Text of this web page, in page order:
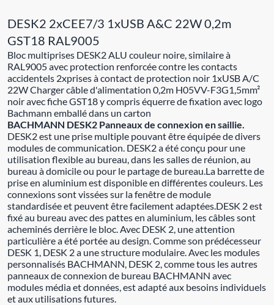
DESK2 2xCEE7/3 1xUSB A&C 22W 0,2m
GST18 RAL9005
Bloc multiprises DESK2 ALU couleur noire, similaire à
RAL9005 avec protection renforcée contre les contacts
accidentels 2xprises à contact de protection noir 1xUSB A/C
22W Charger câble d'alimentation 0,2m H05VV-F3G1,5mm²
noir avec fiche GST18 y compris équerre de fixation avec logo
Bachmann emballé dans un carton
BACHMANN DESK2 Panneaux de connexion en saillie.
DESK2 est une prise multiple pouvant être équipée de divers
modules de communication. DESK2 a été conçu pour une
utilisation flexible au bureau, dans les salles de réunion, au
bureau à domicile ou pour le partage de bureau.La barrette de
prise en aluminium est disponible en différentes couleurs. Les
connexions sont vissées sur la fenêtre de module
standardisée et peuvent être facilement adaptées.DESK 2 est
fixé au bureau avec des pattes en aluminium, les câbles sont
acheminés derrière le bloc. Avec DESK 2, une attention
particulière a été portée au design. Comme son prédécesseur
DESK 1, DESK 2 a une structure modulaire. Avec les modules
personnalisés BACHMANN, DESK 2, comme tous les autres
panneaux de connexion de bureau BACHMANN avec
modules média et données, est adapté aux besoins individuels
et aux utilisations futures.